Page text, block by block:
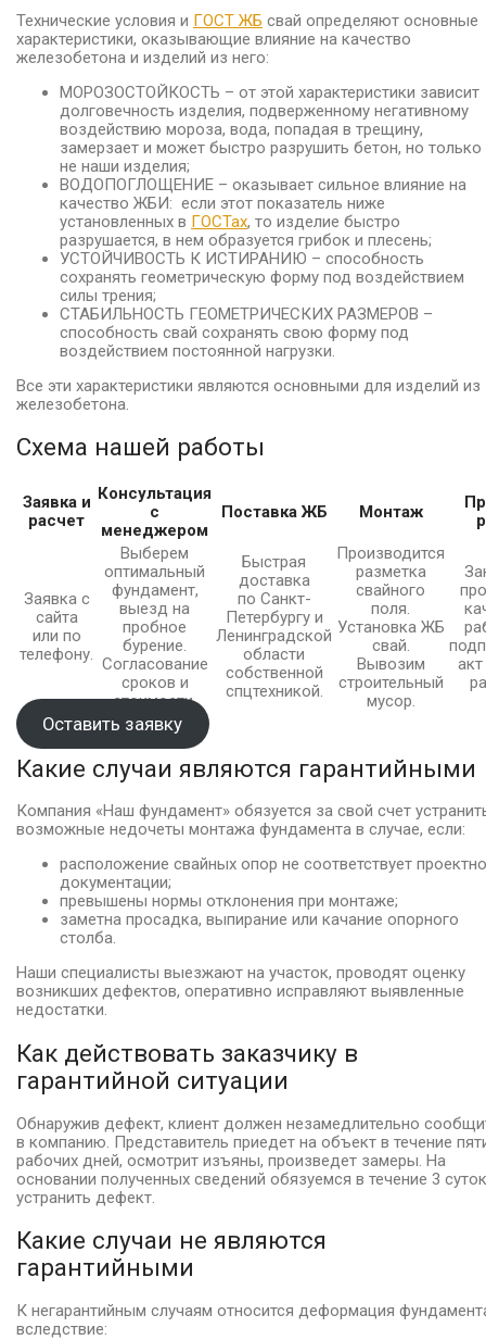
Технические условия и ГОСТ ЖБ свай определяют основные
характеристики, оказывающие влияние на качество
железобетона и изделий из него:
МОРОЗОСТОЙКОСТЬ – от этой характеристики зависит
долговечность изделия, подверженному негативному
воздействию мороза, вода, попадая в трещину,
замерзает и может быстро разрушить бетон, но только
не наши изделия;
ВОДОПОГЛОЩЕНИЕ – оказывает сильное влияние на
качество ЖБИ: если этот показатель ниже
установленных в ГОСТах, то изделие быстро
разрушается, в нем образуется грибок и плесень;
УСТОЙЧИВОСТЬ К ИСТИРАНИЮ – способность
сохранять геометрическую форму под воздействием
силы трения;
СТАБИЛЬНОСТЬ ГЕОМЕТРИЧЕСКИХ РАЗМЕРОВ –
способность свай сохранять свою форму под
воздействием постоянной нагрузки.
Все эти характеристики являются основными для изделий из
железобетона.
Схема нашей работы
Заявка и
расчет
Консультация
с
менеджером
Поставка ЖБ Монтаж
Заявка с
сайта
или по
телефону.
Выберем
оптимальный
фундамент,
выезд на
пробное
бурение.
Согласование
сроков и
стоимости.
Быстрая
доставка
по Санкт-
Петербургу и
Ленинградской
области
собственной
спцтехникой.
Производится
разметка
свайного
поля.
Установка ЖБ
свай.
Вывозим
строительный
мусор.
Оставить заявку
Какие случаи являются гарантийными
Компания «Наш фундамент» обязуется за свой счет
возможные недочеты монтажа фундамента в случае, если:
расположение свайных опор не соответствует
документации;
превышены нормы отклонения при монтаже;
заметна просадка, выпирание или качание опорного
столба.
Наши специалисты выезжают на участок, проводят оценку
возникших дефектов, оперативно исправляют выявленные
недостатки.
Как действовать заказчику в
гарантийной ситуации
Обнаружив дефект, клиент должен незамедлительно
в компанию. Представитель приедет на объект в течение
рабочих дней, осмотрит изъяны, произведет замеры. На
основании полученных сведений обязуемся в течение 3 суток
устранить дефект.
Какие случаи не являются
гарантийными
К негарантийным случаям относится деформация
вследствие: